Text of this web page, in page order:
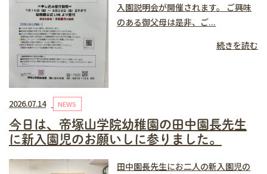
入園説明会が開催されます。 ご興味
のある御父母は是非、ご...
続きを読む
2026.07.14 NEWS
今日は、帝塚山学院幼稚園の田中園長先生
に新入園児のお願いしに参りました。
田中園長先生にお二人の新入園児の